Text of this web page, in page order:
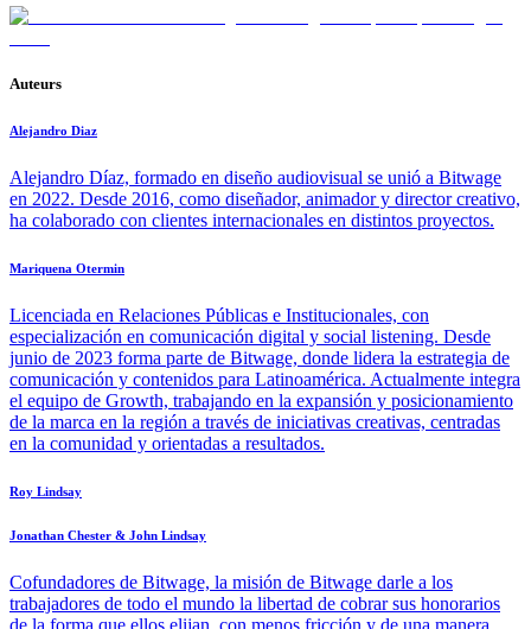
Auteurs
Alejandro Diaz
Alejandro Díaz, formado en diseño audiovisual se unió a Bitwage
en 2022. Desde 2016, como diseñador, animador y director creativo,
ha colaborado con clientes internacionales en distintos proyectos.
Mariquena Otermin
Licenciada en Relaciones Públicas e Institucionales, con
especialización en comunicación digital y social listening. Desde
junio de 2023 forma parte de Bitwage, donde lidera la estrategia de
comunicación y contenidos para Latinoamérica. Actualmente integra
el equipo de Growth, trabajando en la expansión y posicionamiento
de la marca en la región a través de iniciativas creativas, centradas
en la comunidad y orientadas a resultados.
Roy Lindsay
Jonathan Chester & John Lindsay
Cofundadores de Bitwage, la misión de Bitwage darle a los
trabajadores de todo el mundo la libertad de cobrar sus honorarios
de la forma que ellos elijan, con menos fricción y de una manera